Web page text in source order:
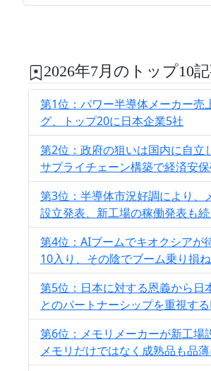
2026年7月のトップ10
第1位：パワー半導体メーカー売
グ、トップ20に日本企業5社
第2位：政府の狙いは国内に自立
サプライチェーン構築で経済安
第3位：半導体市況好調により、
設立発表、新工場の稼働発表も続
第4位：AIブームでキオクシアが
10入り、その陰でブーム乗り損
第5位：日本に対する恩義から日
とのパートナーシップを重視す
第6位：メモリメーカーが新工場
メモリだけではなく成熟品も品